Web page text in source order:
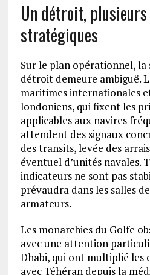
Un détroit,
stratégiques
Sur le plan opérationnel, la
détroit demeure ambiguë.
maritimes internationales
londoniens, qui fixent les
applicables aux navires
attendent des signaux
des transits, levée des
éventuel d’unités navales.
indicateurs ne sont pas
prévaudra dans les salles
armateurs.
Les monarchies du Golfe
avec une attention
Dhabi, qui ont multiplié les
avec Téhéran depuis la